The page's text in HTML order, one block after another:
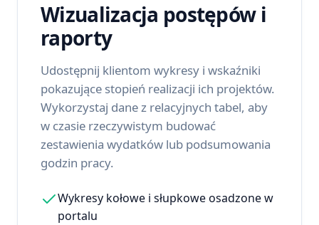
Wizualizacja postępów i
raporty
Udostępnij klientom wykresy i wskaźniki
pokazujące stopień realizacji ich projektów.
Wykorzystaj dane z relacyjnych tabel, aby
w czasie rzeczywistym budować
zestawienia wydatków lub podsumowania
godzin pracy.
Wykresy kołowe i słupkowe osadzone w
portalu